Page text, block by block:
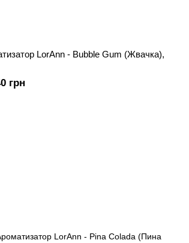
LorAnn - Bubble Gum (Жвачка),
грн